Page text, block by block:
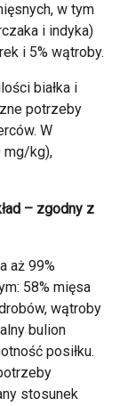
w tym
i indyka)
i 5% wątroby.
białka i
potrzeby
W
mg/kg),
– zgodny z
aż 99%
58% mięsa
wątroby
bulion
posiłku.
stosunek